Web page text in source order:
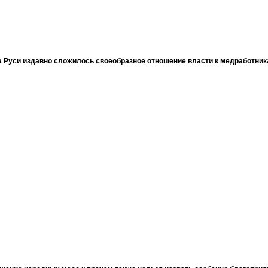
Руси издавно сложилось своеобразное отношение власти к